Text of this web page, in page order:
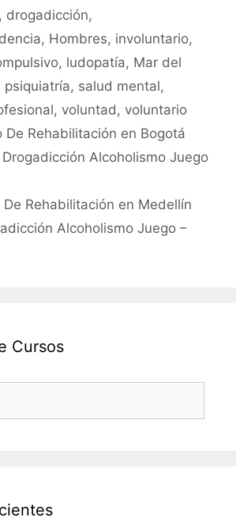
, drogadicción,
, Hombres, involuntario,
, ludopatía, Mar del
psiquiatría, salud mental,
, voluntad , voluntario
De Rehabilitación en Bogotá
Alcoholismo Juego
De Rehabilitación en Medellín
Alcoholismo Juego –
Cursos